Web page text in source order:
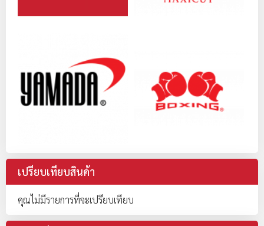
เปรียบเทียบสินค้า
คุณไม่มีรายการที่จะเปรียบเทียบ